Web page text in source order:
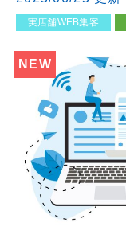
実店舗WEB集客
NEW